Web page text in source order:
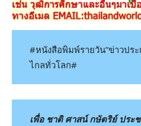
#หนังสือพิมพ์รายวัน”ข่าวปร
ไกลทั่วโลก#
เพื่อ ชาติ ศาสน์ กษัตริย์ ประ